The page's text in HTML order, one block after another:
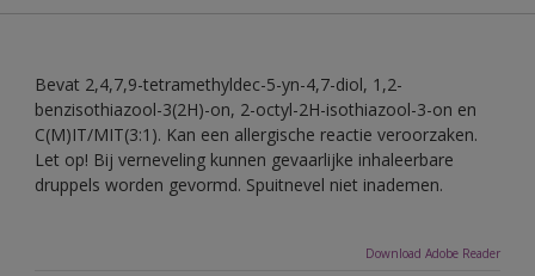
Bevat 2,4,7,9-tetramethyldec-5-yn-4,7-diol, 1,2-
benzisothiazool-3(2H)-on, 2-octyl-2H-isothiazool-3-on en
C(M)IT/MIT(3:1). Kan een allergische reactie veroorzaken.
Let op! Bij verneveling kunnen gevaarlijke inhaleerbare
druppels worden gevormd. Spuitnevel niet inademen.
Download Adobe Reader